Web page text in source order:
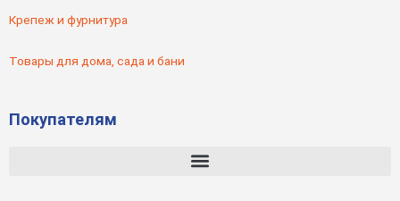
Крепеж и фурнитура
Товары для дома, сада и бани
Покупателям